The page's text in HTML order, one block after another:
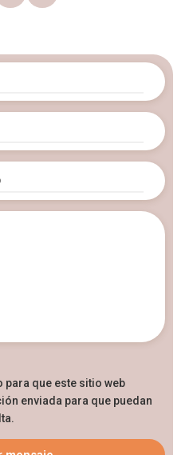
para que este sitio web
enviada para que puedan